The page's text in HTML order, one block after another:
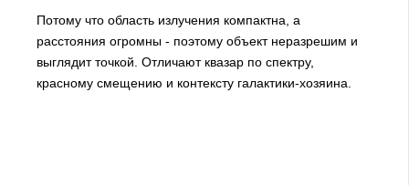
Потому что область излучения компактна, а
расстояния огромны - поэтому объект неразрешим и
выглядит точкой. Отличают квазар по спектру,
красному смещению и контексту галактики-хозяина.